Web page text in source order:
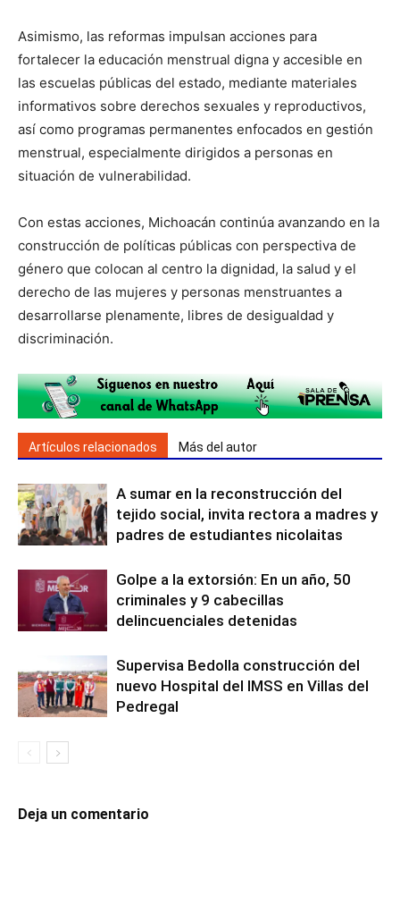
Asimismo, las reformas impulsan acciones para
fortalecer la educación menstrual digna y accesible en
las escuelas públicas del estado, mediante materiales
informativos sobre derechos sexuales y reproductivos,
así como programas permanentes enfocados en gestión
menstrual, especialmente dirigidos a personas en
situación de vulnerabilidad.
Con estas acciones, Michoacán continúa avanzando en la
construcción de políticas públicas con perspectiva de
género que colocan al centro la dignidad, la salud y el
derecho de las mujeres y personas menstruantes a
desarrollarse plenamente, libres de desigualdad y
discriminación.
Artículos relacionados Más del autor
A sumar en la reconstrucción del
tejido social, invita rectora a madres y
padres de estudiantes nicolaitas
Golpe a la extorsión: En un año, 50
criminales y 9 cabecillas
delincuenciales detenidas
Supervisa Bedolla construcción del
nuevo Hospital del IMSS en Villas del
Pedregal
Deja un comentario